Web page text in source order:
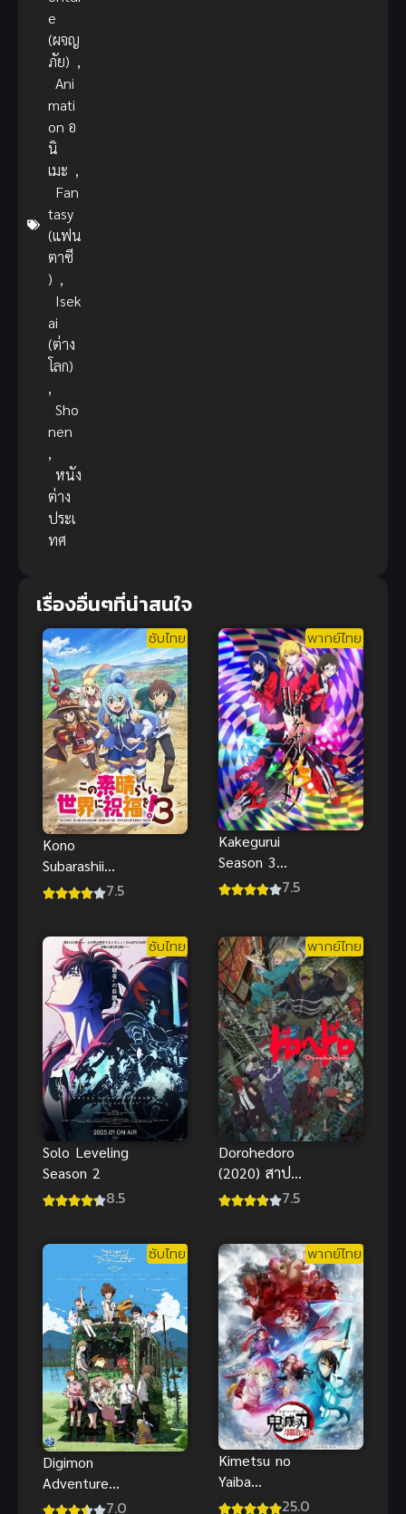
e
(ผจญ
ภัย) ,
Ani
mati
on อ
นิ
เมะ ,
Fan
tasy
(แฟน
ตาซี
) ,
Isek
ai
(ต่าง
โลก)
,
Sho
nen
,
หนัง
ต่าง
ประเ
ทศ
เรื่องอื่นๆที่น่าสนใจ
ซับไทย
Kono
Subarashii
Sekai ni
โชคดีมีชัยใน
โลกแฟนตาซี!
ภาค 3
7.5
พากย์ไทย
Kakegurui
Season 3
(TBA) โคตร7.5
ซับไทย
Solo Leveling
Season 2
8.5
พากย์ไทย
Dorohedoro
(2020) สาป
พันธุ์อสูร
7.5
ซับไทย
Digimon
Adventure
tri. 1: Saikai7.0
พากย์ไทย
Kimetsu no
Yaiba
Katanakaji no
25.0